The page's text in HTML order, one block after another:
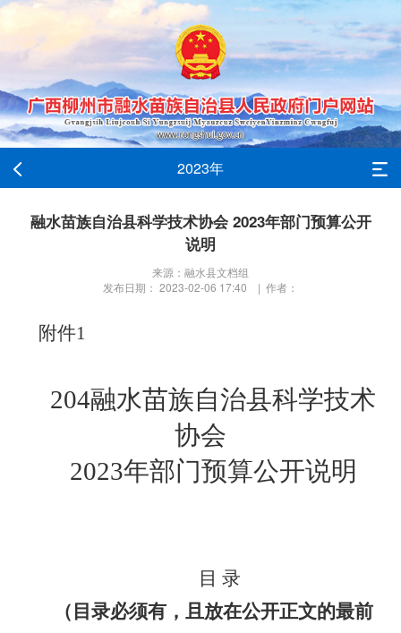
2023年
融水苗族自治县科学技术协会 2023年部门预算公开
说明
来源：融水县文档组
发布日期： 2023-02-06 17:40 | 作者：
附件1
204融水苗族自治县科学技术
协会
2023年部门预算公开说明
目 录
（ 目录必须有，且放在公开正文的最前